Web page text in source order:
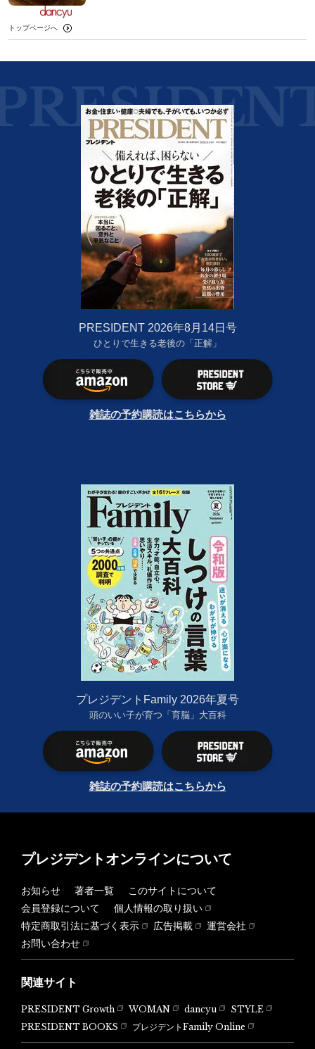
トップページへ
PRESIDENT 2026年8月14日号
ひとりで生きる老後の「正解」
雑誌の予約購読はこちらから
プレジデントFamily 2026年夏号
頭のいい子が育つ「育脳」大百科
雑誌の予約購読はこちらから
プレジデントオンラインについて
お知らせ 著者一覧
このサイトについて
会員登録について
個人情報の取り扱い
特定商取引法に基づく表示
広告掲載
運営会社
お問い合わせ
関連サイト
PRESIDENT Growth WOMAN dancyu
STYLE
PRESIDENT BOOKS
プレジデントFamily Online